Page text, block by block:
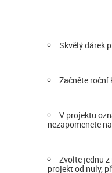
Skvělý dárek
Začněte roční
V projektu
nezapomenete
Zvolte jednu
projekt od nuly,